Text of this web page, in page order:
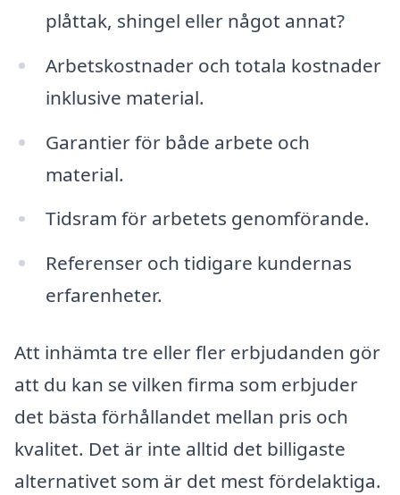
plåttak, shingel eller något annat?
Arbetskostnader och totala kostnader
inklusive material.
Garantier för både arbete och
material.
Tidsram för arbetets genomförande.
Referenser och tidigare kundernas
erfarenheter.
Att inhämta tre eller fler erbjudanden gör
att du kan se vilken firma som erbjuder
det bästa förhållandet mellan pris och
kvalitet. Det är inte alltid det billigaste
alternativet som är det mest fördelaktiga.